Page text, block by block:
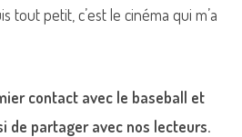
tout petit, c’est le cinéma qui m’a
contact avec le baseball et
de partager avec nos lecteurs.